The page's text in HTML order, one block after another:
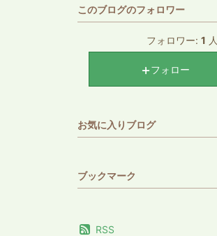
このブログのフォロワー
フォロワー: 1 人
フォロー
お気に入りブログ
ブックマーク
RSS